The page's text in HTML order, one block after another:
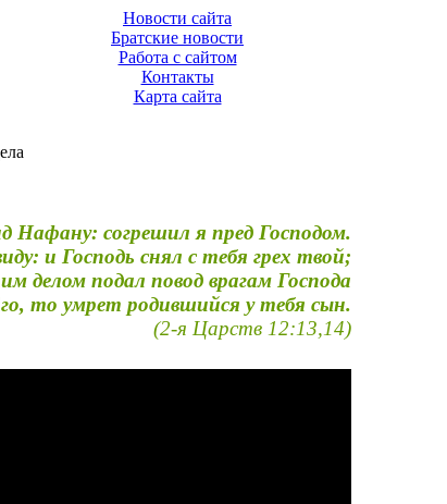
Новости сайта
Братские новости
Работа с сайтом
Контакты
Карта сайта
Нафану: согрешил я пред Господом.
и Господь снял с тебя грех твой;
делом подал повод врагам Господа
то умрет родившийся у тебя сын.
(2-я Царств 12:13,14)